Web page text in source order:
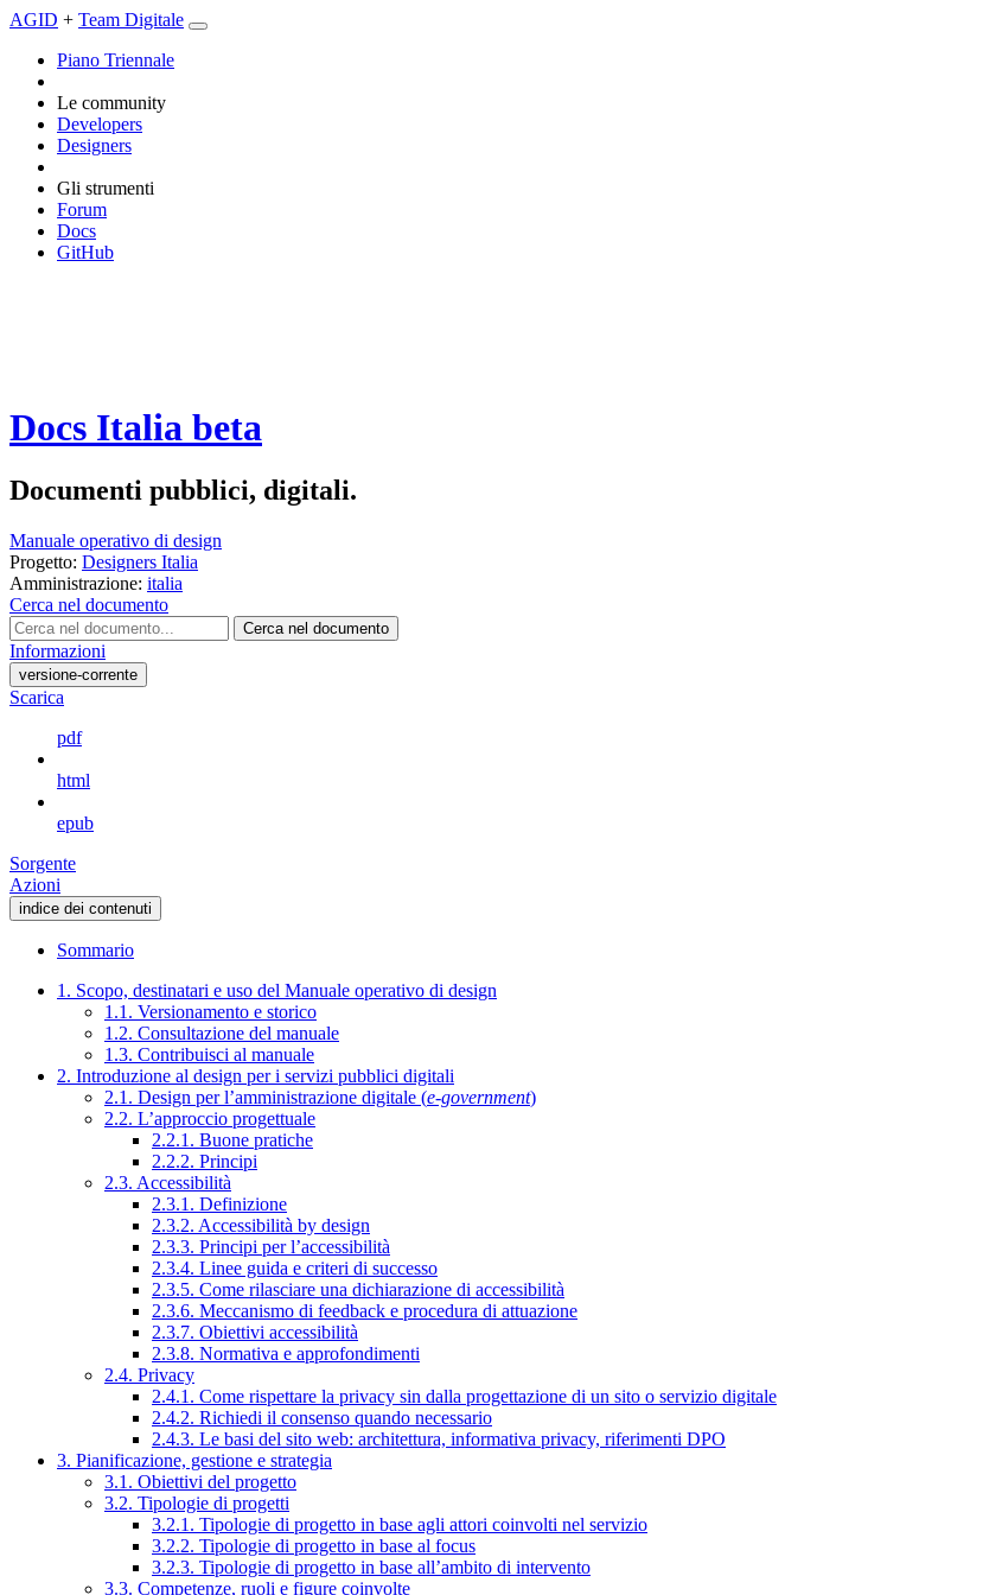
AGID + Team Digitale
Piano Triennale
Le community
Developers
Designers
Gli strumenti
Forum
Docs
GitHub
Docs Italia beta
Documenti pubblici, digitali.
Manuale operativo di design
Progetto: Designers Italia
Amministrazione: italia
Cerca nel documento
Cerca nel documento
Informazioni
versione-corrente
Scarica
pdf
html
epub
Sorgente
Azioni
indice dei contenuti
Sommario
1. Scopo, destinatari e uso del Manuale operativo di design
1.1. Versionamento e storico
1.2. Consultazione del manuale
1.3. Contribuisci al manuale
2. Introduzione al design per i servizi pubblici digitali
2.1. Design per l’amministrazione digitale (e-government)
2.2. L’approccio progettuale
2.2.1. Buone pratiche
2.2.2. Principi
2.3. Accessibilità
2.3.1. Definizione
2.3.2. Accessibilità by design
2.3.3. Principi per l’accessibilità
2.3.4. Linee guida e criteri di successo
2.3.5. Come rilasciare una dichiarazione di accessibilità
2.3.6. Meccanismo di feedback e procedura di attuazione
2.3.7. Obiettivi accessibilità
2.3.8. Normativa e approfondimenti
2.4. Privacy
2.4.1. Come rispettare la privacy sin dalla progettazione di un sito o servizio digitale
2.4.2. Richiedi il consenso quando necessario
2.4.3. Le basi del sito web: architettura, informativa privacy, riferimenti DPO
3. Pianificazione, gestione e strategia
3.1. Obiettivi del progetto
3.2. Tipologie di progetti
3.2.1. Tipologie di progetto in base agli attori coinvolti nel servizio
3.2.2. Tipologie di progetto in base al focus
3.2.3. Tipologie di progetto in base all’ambito di intervento
3.3. Competenze, ruoli e figure coinvolte